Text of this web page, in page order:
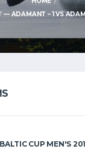
— ADAMANT – 1 VS
BALTIC CUP MEN'S